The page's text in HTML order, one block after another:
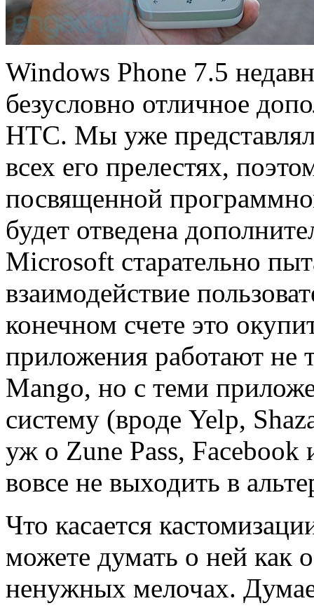
Windows Phone 7.5
безусловно отличное
HTC. Мы уже
всех его прелестях,
посвященной
будет отведена
Microsoft старательно
взаимодействие
конечном счете это
приложения работают не
Mango, но с теми
систему (вроде Yelp,
уж о Zune Pass, Facebook
вовсе не выходить в
Что касается
можете думать о ней как
ненужных мелочах.